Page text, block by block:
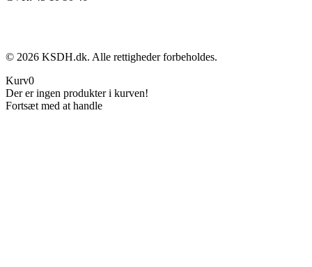
© 2026 KSDH.dk. Alle rettigheder forbeholdes.
Kurv0
Der er ingen produkter i kurven!
Fortsæt med at handle